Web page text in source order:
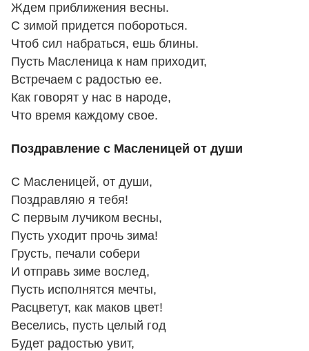
Ждем приближения весны.
С зимой придется побороться.
Чтоб сил набраться, ешь блины.
Пусть Масленица к нам приходит,
Встречаем с радостью ее.
Как говорят у нас в народе,
Что время каждому свое.
Поздравление с Масленицей от души
С Масленицей, от души,
Поздравляю я тебя!
С первым лучиком весны,
Пусть уходит прочь зима!
Грусть, печали собери
И отправь зиме вослед,
Пусть исполнятся мечты,
Расцветут, как маков цвет!
Веселись, пусть целый год
Будет радостью увит,